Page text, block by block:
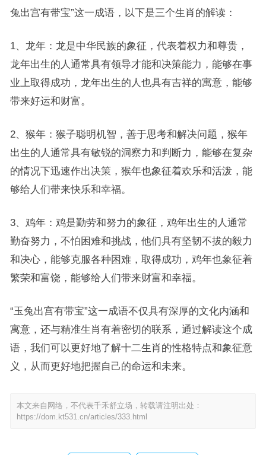
兔出宫有带宝”这一成语，以下是三个生肖的解读：
1、龙年：龙是中华民族的象征，代表着权力和尊贵，
龙年出生的人通常具有领导才能和决策能力，能够在事
业上取得成功，龙年出生的人也具有吉祥的寓意，能够
带来好运和财富。
2、猴年：猴子聪明机智，善于思考和解决问题，猴年
出生的人通常具有敏锐的洞察力和判断力，能够在复杂
的情况下迅速作出决策，猴年也象征着欢乐和活泼，能
够给人们带来快乐和幸福。
3、鸡年：鸡是勤劳和努力的象征，鸡年出生的人通常
勤奋努力，不怕困难和挑战，他们具有坚韧不拔的毅力
和决心，能够克服各种困难，取得成功，鸡年也象征着
繁荣和富饶，能够给人们带来财富和幸福。
“玉兔出宫有带宝”这一成语不仅具有深厚的文化内涵和
寓意，还与精准生肖有着密切的联系，通过解读这个成
语，我们可以更好地了解十二生肖的性格特点和象征意
义，从而更好地把握自己的命运和未来。
本文来自网络，不代表千禾舒立场，转载请注明出处：
https://dom.kt531.cn/articles/333.html